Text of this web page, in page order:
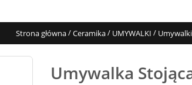
Strona główna/Ceramika/ UMYWALKI /
Umywalka